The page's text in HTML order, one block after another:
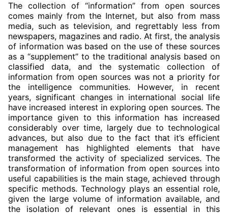
The collection of “information” from open sources
comes mainly from the Internet, but also from mass
media, such as television, and regrettably less from
newspapers, magazines and radio. At first, the analysis
of information was based on the use of these sources
as a “supplement” to the traditional analysis based on
classified data, and the systematic collection of
information from open sources was not a priority for
the intelligence communities. However, in recent
years, significant changes in international social life
have increased interest in exploring open sources. The
importance given to this information has increased
considerably over time, largely due to technological
advances, but also due to the fact that it’s efficient
management has highlighted elements that have
transformed the activity of specialized services. The
transformation of information from open sources into
useful capabilities is the main stage, achieved through
specific methods. Technology plays an essential role,
given the large volume of information available, and
the isolation of relevant ones is essential in this